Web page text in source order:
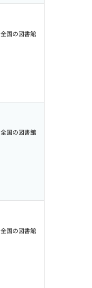
全国の図書館
全国の図書館
全国の図書館